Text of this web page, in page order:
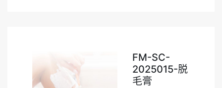
FM-SC-
2025015-脱
毛膏